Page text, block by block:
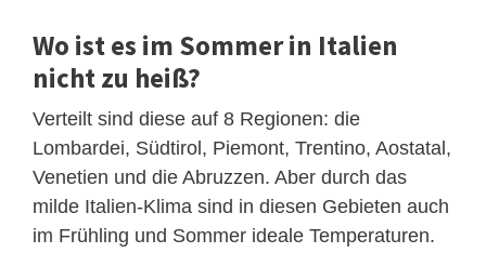
Wo ist es im Sommer in Italien
nicht zu heiß?
Verteilt sind diese auf 8 Regionen: die
Lombardei, Südtirol, Piemont, Trentino, Aostatal,
Venetien und die Abruzzen. Aber durch das
milde Italien-Klima sind in diesen Gebieten auch
im Frühling und Sommer ideale Temperaturen.